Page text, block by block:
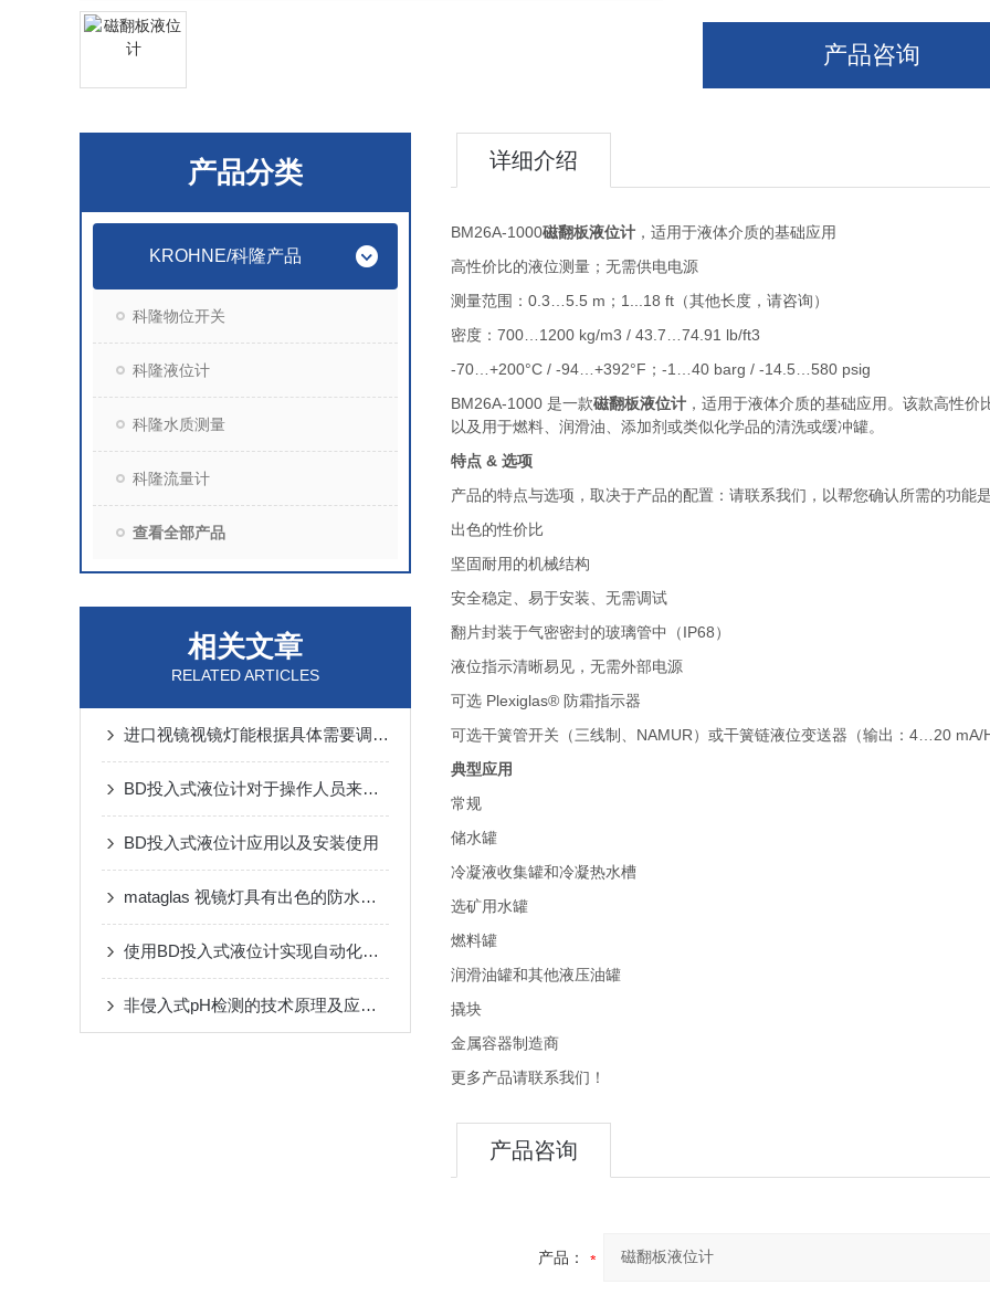
产品咨询
产品分类
KROHNE/科隆产品
科隆物位开关
科隆液位计
科隆水质测量
科隆流量计
查看全部产品
相关文章
RELATED ARTICLES
进口视镜视镜灯能根据具体需要调整亮度
BD投入式液位计对于操作人员来说，应注意哪些事项？
BD投入式液位计应用以及安装使用
mataglas 视镜灯具有出色的防水和防尘性能
使用BD投入式液位计实现自动化液体测量
非侵入式pH检测的技术原理及应用领域
详细介绍
BM26A-1000磁翻板液位计 ，适用于液体介质的基础应用
高性价比的液位测量；无需供电电源
测量范围：0.3…5.5 m；1...18 ft（其他长度，请咨询）
密度：700…1200 kg/m3 / 43.7…74.91 lb/ft3
-70…+200°C / -94…+392°F；-1…40 barg / -14.5…580 psig
BM26A-1000 是一款磁翻板液位计 ，适用于液体介质的基础应用。该款高性
以及用于燃料、润滑油、添加剂或类似化学品的清洗或缓冲罐。
特点 & 选项
产品的特点与选项，取决于产品的配置：请联系我们，以帮您确认所需的功能
出色的性价比
坚固耐用的机械结构
安全稳定、易于安装、无需调试
翻片封装于气密密封的玻璃管中（IP68）
液位指示清晰易见，无需外部电源
可选 Plexiglas® 防霜指示器
可选干簧管开关（三线制、NAMUR）或干簧链液位变送器（输出：4…20 mA/
典型应用
常规
储水罐
冷凝液收集罐和冷凝热水槽
选矿用水罐
燃料罐
润滑油罐和其他液压油罐
撬块
金属容器制造商
更多产品请联系我们！
产品咨询
产品：